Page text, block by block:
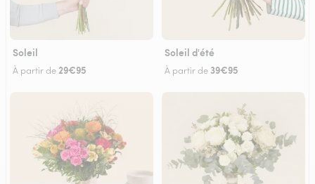
Soleil
À partir de29€95
Soleil d'été
À partir de 39€95